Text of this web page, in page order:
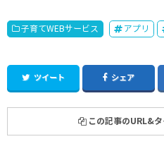
子育てWEBサービス アプリ
ツイート シェア
この記事のURL&